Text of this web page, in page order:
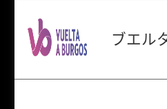
ブエル